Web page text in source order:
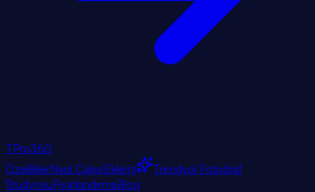
TPro360
ÖzelliklerNasıl ÇalışırEklenti
Trendyol Fotoğraf
StüdyosuFiyatlandırmaBlog